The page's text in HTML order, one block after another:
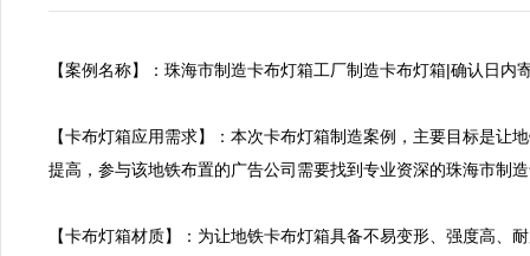
【案例名称】：珠海市制造卡布灯箱工厂制造卡布灯箱|确认
【卡布灯箱应用需求】：本次卡布灯箱制造案例，主要目标是
提高，参与该地铁布置的广告公司需要找到专业资深的珠海市制
【卡布灯箱材质】：为让地铁卡布灯箱具备不易变形、强度高